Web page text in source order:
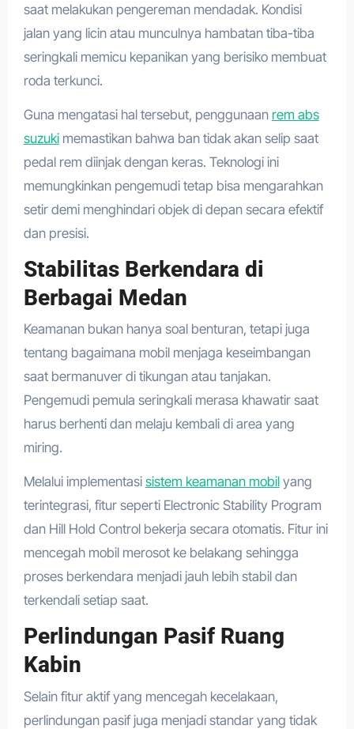
saat melakukan pengereman mendadak. Kondisi
jalan yang licin atau munculnya hambatan tiba-tiba
seringkali memicu kepanikan yang berisiko membuat
roda terkunci.
Guna mengatasi hal tersebut, penggunaan rem abs
suzukimemastikan bahwa ban tidak akan selip saat
pedal rem diinjak dengan keras. Teknologi ini
memungkinkan pengemudi tetap bisa mengarahkan
setir demi menghindari objek di depan secara efektif
dan presisi.
Stabilitas Berkendara di
Berbagai Medan
Keamanan bukan hanya soal benturan, tetapi juga
tentang bagaimana mobil menjaga keseimbangan
saat bermanuver di tikungan atau tanjakan.
Pengemudi pemula seringkali merasa khawatir saat
harus berhenti dan melaju kembali di area yang
miring.
Melalui implementasi sistem keamanan mobilyang
terintegrasi, fitur seperti Electronic Stability Program
dan Hill Hold Control bekerja secara otomatis. Fitur ini
mencegah mobil merosot ke belakang sehingga
proses berkendara menjadi jauh lebih stabil dan
terkendali setiap saat.
Perlindungan Pasif Ruang
Kabin
Selain fitur aktif yang mencegah kecelakaan,
perlindungan pasif juga menjadi standar yang tidak